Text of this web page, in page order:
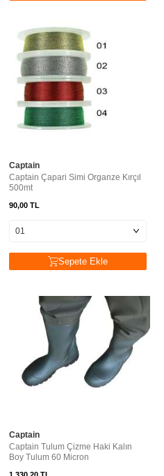
Captain
Captain Çapari Simi Organze Kırçıl
500mt
90,00 TL
Sepete Ekle
Captain
Captain Tulum Çizme Haki Kalın
Boy Tulum 60 Micron